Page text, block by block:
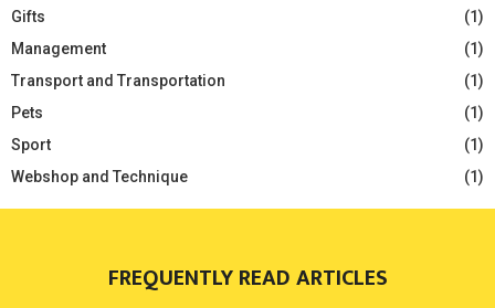
Gifts
(1)
Management
(1)
Transport and Transportation
(1)
Pets
(1)
Sport
(1)
Webshop and Technique
(1)
FREQUENTLY READ ARTICLES